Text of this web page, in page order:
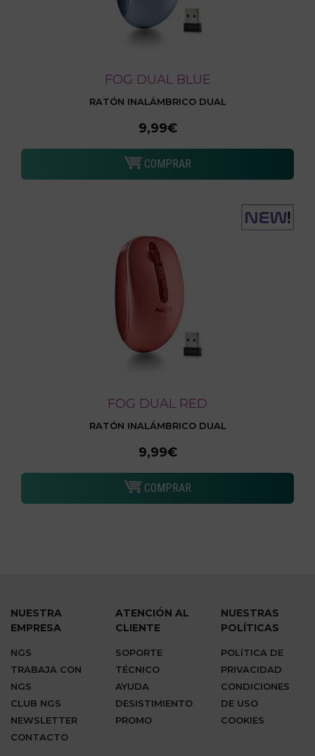
FOG DUAL BLUE
RATÓN INALÁMBRICO DUAL
9,99€
COMPRAR
FOG DUAL RED
RATÓN INALÁMBRICO DUAL
9,99€
COMPRAR
NUESTRA
EMPRESA
NGS
TRABAJA CON
NGS
CLUB NGS
NEWSLETTER
CONTACTO
ATENCIÓN AL
CLIENTE
SOPORTE
TÉCNICO
AYUDA
DESISTIMIENTO
PROMO
NUESTRAS
POLÍTICAS
POLÍTICA DE
PRIVACIDAD
CONDICIONES
DE USO
COOKIES